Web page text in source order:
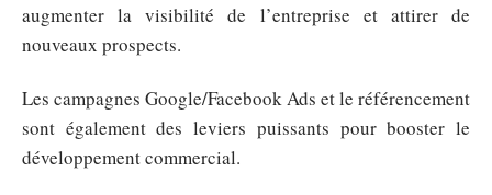
augmenter la visibilité de l’entreprise et attirer de
nouveaux prospects.
Les campagnes Google/Facebook Ads et le référencement
sont également des leviers puissants pour booster le
développement commercial.